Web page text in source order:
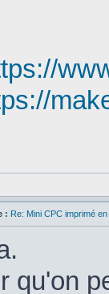
: Re: Mini CPC imprimé
qu'on